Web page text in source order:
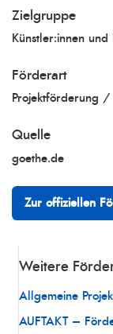
Zielgruppe
Künstler:innen und
Förderart
Projektförderung /
Quelle
goethe.de
Zur offiziellen
Weitere
Allgemeine
AUFTAKT –